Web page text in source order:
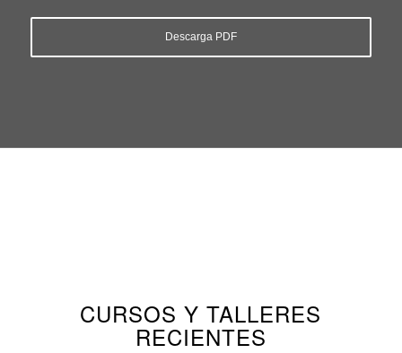
CURSOS Y TALLERES
RECIENTES